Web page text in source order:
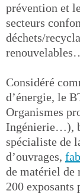
prévention et
secteurs
déchets/
Considéré
d’énergie, le
Organismes
Ingénierie…),
spécialiste de
d’ouvrages,
de matériel
200 exposants